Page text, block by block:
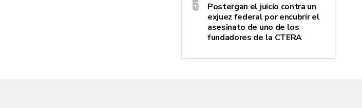
Postergan el juicio contra un
exjuez federal por encubrir el
asesinato de uno de los
fundadores de la CTERA